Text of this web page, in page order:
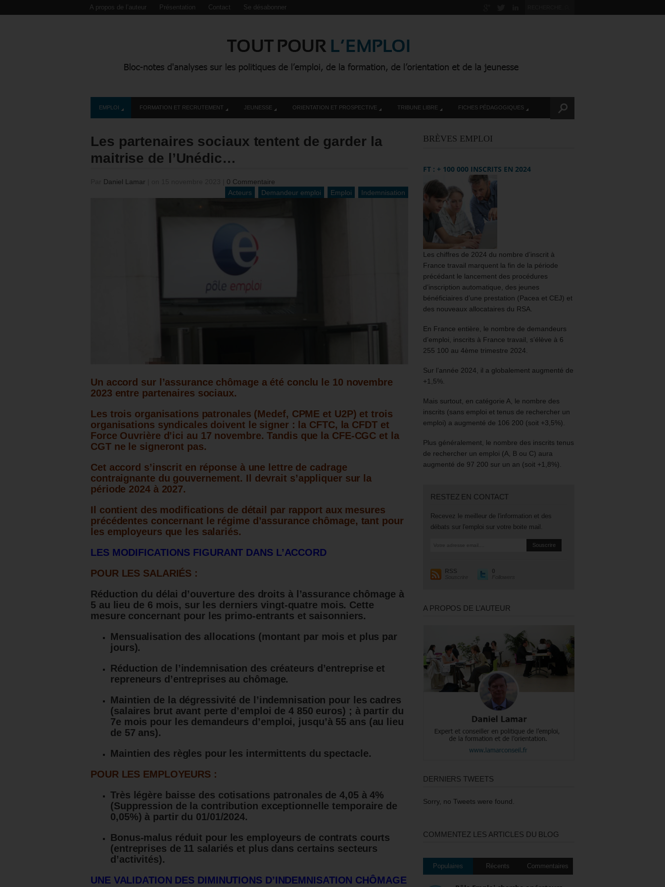
A propos de l’auteur Présentation Contact Se désabonner
EMPLOI FORMATION ET RECRUTEMENT JEUNESSE ORIENTATION ET PROSPECTIVE TRIBUNE LIBRE FICHES PÉDAGOGIQUES
Les partenaires sociaux tentent de garder la
maitrise de l’Unédic…
Daniel Lamar
0 Commentaire
Acteurs
Demandeur emploi Emploi Indemnisation
Un accord sur l’assurance chômage a été conclu le 10 novembre
2023 entre partenaires sociaux.
Les trois organisations patronales (Medef, CPME et U2P) et trois
organisations syndicales doivent le signer : la CFTC, la CFDT et
Force Ouvrière d’ici au 17 novembre.Tandis que la CFE-CGC et la
CGT ne le signeront pas.
Cet accord s’inscrit en réponse à une lettre de cadrage
contraignante du gouvernement. Il devrait s’appliquer sur la
période 2024 à 2027.
Il contient des modifications de détail par rapport aux mesures
précédentes concernant le régime d’assurance chômage, tant pour
les employeurs que les salariés.
LES MODIFICATIONS FIGURANT DANS L’ACCORD
POUR LES SALARIÉS :
Réduction du délai d’ouverture des droits à l’assurance chômage à
5 au lieu de 6 mois, sur les derniers vingt-quatre mois. Cette
mesure concernant pour les primo-entrants et saisonniers.
Mensualisation des allocations (montant par mois et plus par
jours).
Réduction de l’indemnisation des créateurs d’entreprise et
repreneurs d’entreprises au chômage.
Maintien de la dégressivité de l’indemnisation pour les cadres
(salaires brut avant perte d’emploi de 4 850 euros) ; à partir du
7e mois pour les demandeurs d’emploi, jusqu’à 55 ans (au lieu
de 57 ans).
Maintien des règles pour les intermittents du spectacle.
POUR LES EMPLOYEURS :
Très légère baisse des cotisations patronales de 4,05 à 4%
(Suppression de la contribution exceptionnelle temporaire de
0,05%) à partir du 01/01/2024.
Bonus-malus réduit pour les employeurs de contrats courts
(entreprises de 11 salariés et plus dans certains secteurs
d’activités).
UNE VALIDATION DES DIMINUTIONS D’INDEMNISATION CHÔMAGE
BRÈVES EMPLOI
FT : + 100 000 INSCRITS EN 2024
Les chiffres de 2024 du nombre d’inscrit à
France travail marquent la fin de la période
précédant le lancement des procédures
d’inscription automatique, des jeunes
bénéficiaires d’une prestation (Pacea et CEJ) et
des nouveaux allocataires du RSA.
En France entière, le nombre de demandeurs
d’emploi, inscrits à France travail, s’élève à 6
255 100 au 4ème trimestre 2024.
Sur l’année 2024, il a globalement augmenté de
+1,5%.
Mais surtout, en catégorie A, le nombre des
inscrits (sans emploi et tenus de rechercher un
emploi) a augmenté de 106 200 (soit +3,5%).
Plus généralement, le nombre des inscrits tenus
de rechercher un emploi (A, B ou C) aura
augmenté de 97 200 sur un an (soit +1,8%).
RESTEZ EN CONTACT
Recevez le meilleur de l'information et des
débats sur l'emploi sur votre boite mail.
RSS
Souscrire
0
Followers
A PROPOS DE L’AUTEUR
DERNIERS TWEETS
Sorry, no Tweets were found.
COMMENTEZ LES ARTICLES DU BLOG
Populaires Récents Commentaires